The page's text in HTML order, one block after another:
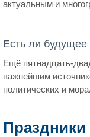
актуальным и
Есть ли будущее
Ещё пятнадцать-
важнейшим
политических и
Праздники